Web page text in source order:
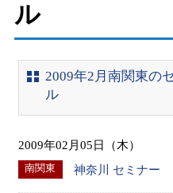
ル
2009年2月南関東の
ル
2009年02月05日（木）
南関東 神奈川 セミナー